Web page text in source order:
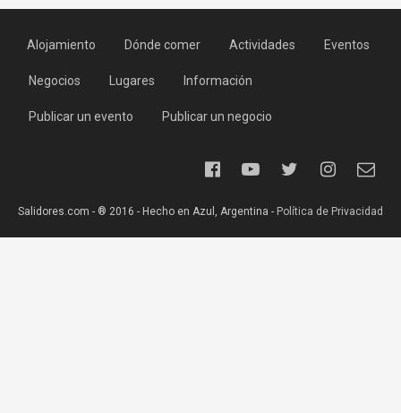
Alojamiento Dónde comer Actividades Eventos
Negocios Lugares Información
Publicar un evento Publicar un negocio
Salidores.com - ® 2016 - Hecho en Azul, Argentina - Política de Privacidad